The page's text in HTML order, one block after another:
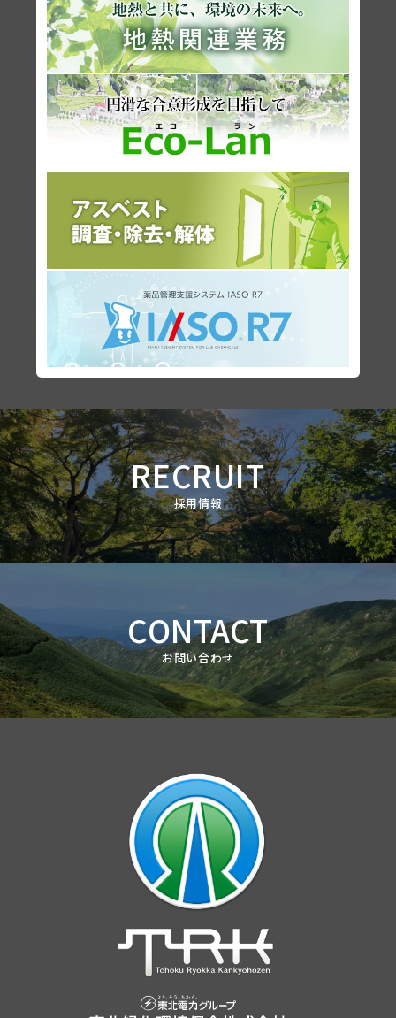
RECRUIT
採用情報
CONTACT
お問い合わせ